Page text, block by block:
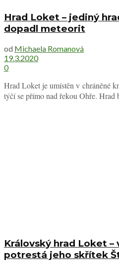
Hrad Loket – jediný
dopadl meteorit
od Michaela Romanová
19.3.2020
0
Hrad Loket je umístěn v chráněné
týčí se přímo nad řekou Ohře.
Královský hrad Loket –
potrestá jeho skřítek